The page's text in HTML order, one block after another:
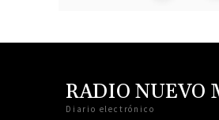
RADIO NUEVO
Diario electrónico